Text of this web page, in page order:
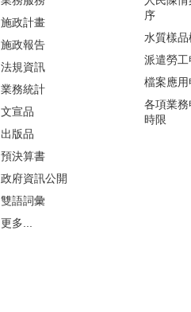
施政計畫
施政報告
法規資訊
業務統計
文宣品
出版品
預決算書
政府資訊公開
雙語詞彙
更多...
序
水質樣
派遣勞
檔案應用
各項業
時限